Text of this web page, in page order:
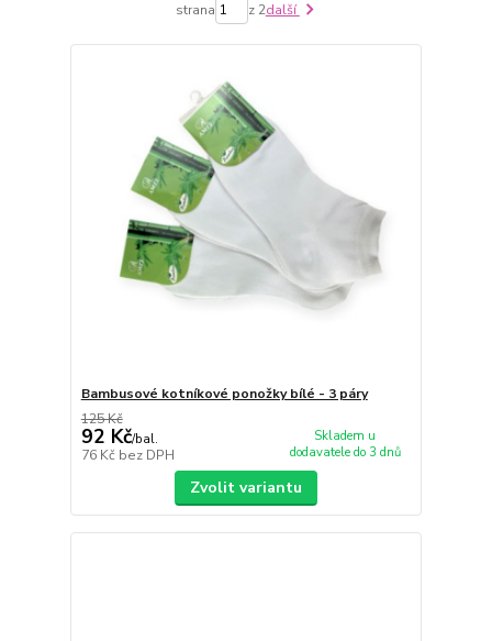
strana z 2další
Bambusové kotníkové ponožky bílé - 3 páry
125 Kč
92 Kč/bal.
76 Kč bez DPH
Skladem u
dodavatele do 3 dnů
Zvolit variantu